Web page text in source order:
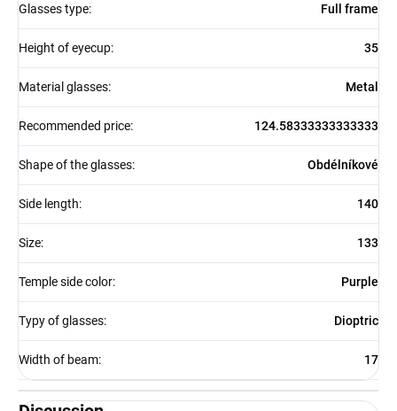
Glasses type: Full frame
Height of eyecup: 35
Material glasses: Metal
Recommended price: 124.58333333333333
Shape of the glasses: Obdélníkové
Side length: 140
Size: 133
Temple side color: Purple
Typy of glasses: Dioptric
Width of beam: 17